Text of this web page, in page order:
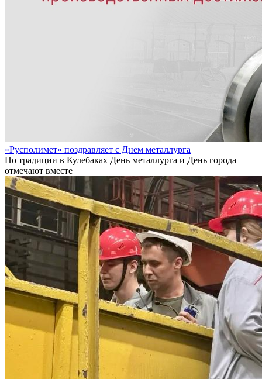
«Русполимет» поздравляет с Днем металлурга
По традиции в Кулебаках День металлурга и День города
отмечают вместе